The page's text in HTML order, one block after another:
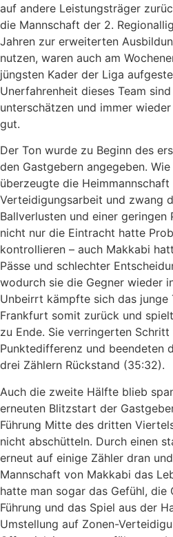
auf andere Leistungsträger
die Mannschaft der 2.
Jahren zur erweiterten
nutzen, waren auch am
jüngsten Kader der Liga
Unerfahrenheit dieses Team
unterschätzen und immer
gut.
Der Ton wurde zu Beginn des
den Gastgebern angegeben.
überzeugte die
Verteidigungsarbeit und zwang
Ballverlusten und einer geringen
nicht nur die Eintracht hatte
kontrollieren – auch Makkabi
Pässe und schlechter
wodurch sie die Gegner wieder
Unbeirrt kämpfte sich das junge
Frankfurt somit zurück und
zu Ende. Sie verringerten
Punktedifferenz und beendeten
drei Zählern Rückstand (35:32).
Auch die zweite Hälfte blieb
erneuten Blitzstart der
Führung Mitte des dritten
nicht abschütteln. Durch einen
erneut auf einige Zähler dran
Mannschaft von Makkabi das
hatte man sogar das Gefühl, die
Führung und das Spiel aus der
Umstellung auf Zonen-